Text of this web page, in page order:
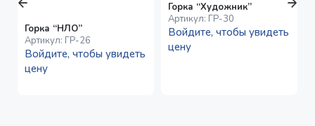
Горка “НЛО”
Артикул: ГР-26
Войдите, чтобы увидеть
цену
Горка “Художник”
Артикул: ГР-30
Войдите, чтобы увидеть
цену